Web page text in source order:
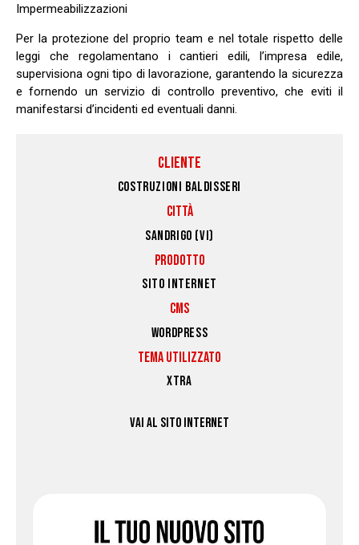
Impermeabilizzazioni
Per la protezione del proprio team e nel totale rispetto delle
leggi che regolamentano i cantieri edili, l’impresa edile,
supervisiona ogni tipo di lavorazione, garantendo la sicurezza
e fornendo un servizio di controllo preventivo, che eviti il
manifestarsi d’incidenti ed eventuali danni.
CLIENTE
COSTRUZIONI BALDISSERI
CITTÀ
SANDRIGO (VI)
PRODOTTO
SITO INTERNET
CMS
WORDPRESS
TEMA UTILIZZATO
XTRA
VAI AL SITO INTERNET